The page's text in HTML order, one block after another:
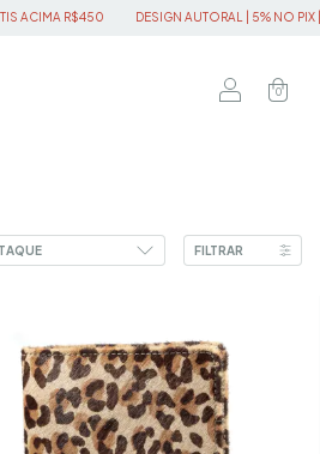
DESIGN AUTORAL | 5% NO PIX | FRETE GRATIS
0
FILTRAR